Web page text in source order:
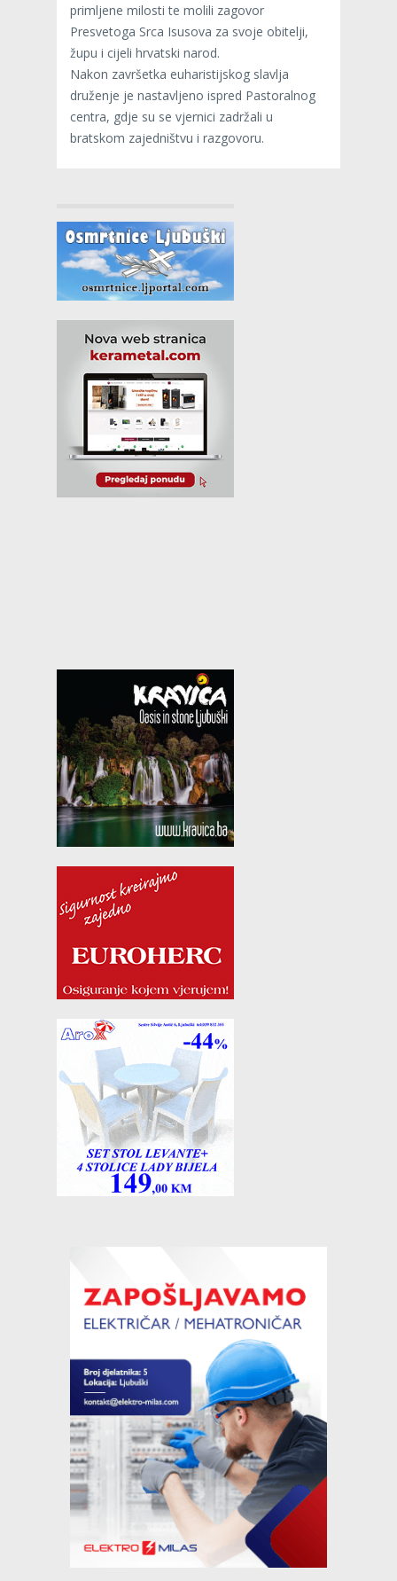
primljene milosti te molili zagovor
Presvetoga Srca Isusova za svoje obitelji,
župu i cijeli hrvatski narod.
Nakon završetka euharistijskog slavlja
druženje je nastavljeno ispred Pastoralnog
centra, gdje su se vjernici zadržali u
bratskom zajedništvu i razgovoru.